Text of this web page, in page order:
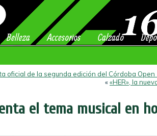
Belleza Accesorios Calzado
oficial de la segunda edición del Córdoba Open
««HER», la
el tema musical en